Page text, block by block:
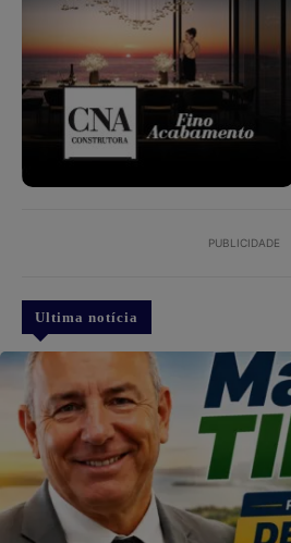
PUBLICIDADE
Ultima notícia